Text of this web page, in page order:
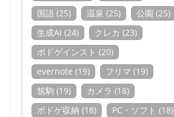
国語 (25)
温泉 (25)
公園 (25)
生成AI (24)
クレカ (23)
ボドゲインスト (20)
evernote (19)
フリマ (19)
筑駒 (19)
カメラ (18)
ボドゲ収納 (18)
PC・ソフト (18)